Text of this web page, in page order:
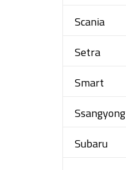
Scania
Setra
Smart
Ssangyong
Subaru